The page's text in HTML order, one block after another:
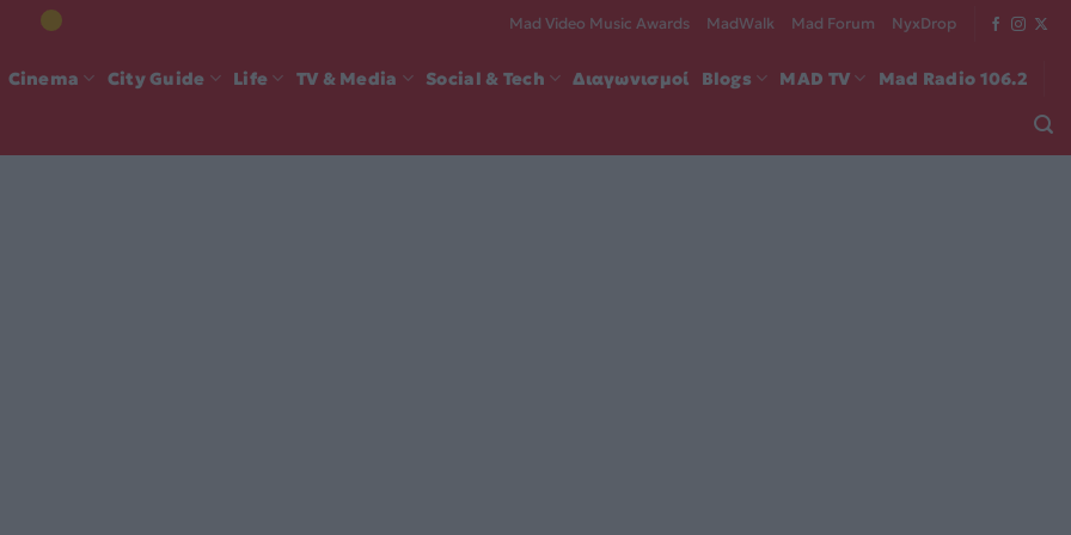
Mad Video Music Awards MadWalk Mad Forum NyxDrop
Cinema City Guide Life TV & Media Social & Tech Διαγωνισμοί Blogs MAD TV Mad Radio 106.2